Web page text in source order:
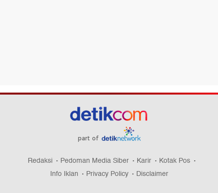
part of
Redaksi Pedoman Media Siber Karir
Kotak Pos
Info Iklan
Privacy Policy Disclaimer